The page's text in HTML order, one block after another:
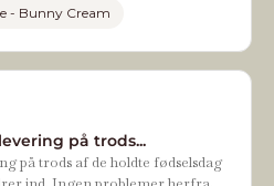
- Bunny Cream
på trods...
på trods af de holdte fødselsdag